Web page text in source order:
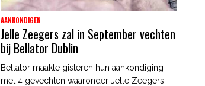
AANKONDIGEN
Jelle Zeegers zal in September vechten
bij Bellator Dublin
Bellator maakte gisteren hun aankondiging
met 4 gevechten waaronder Jelle Zeegers